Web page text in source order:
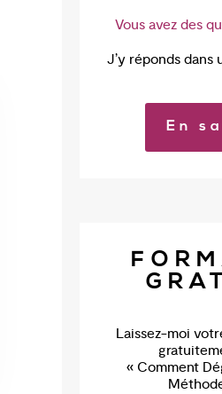
Vous avez des
J’y réponds dans
En
Laissez-moi
« Comment